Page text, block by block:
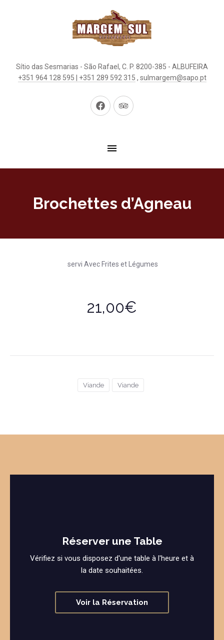
Sítio das Sesmarias - São Rafael, C. P. 8200-385 - ALBUFEIRA
+351 964 128 595 | +351 289 592 315 , sulmargem@sapo.pt
New
New
Brochettes d’Agneau
servi Avec Frites et Légumes
21,00€
Viande Viande
Réserver une Table
Vérifiez si vous disposez d'une table à l'heure et à
la date souhaitées.
Voir la Réservation